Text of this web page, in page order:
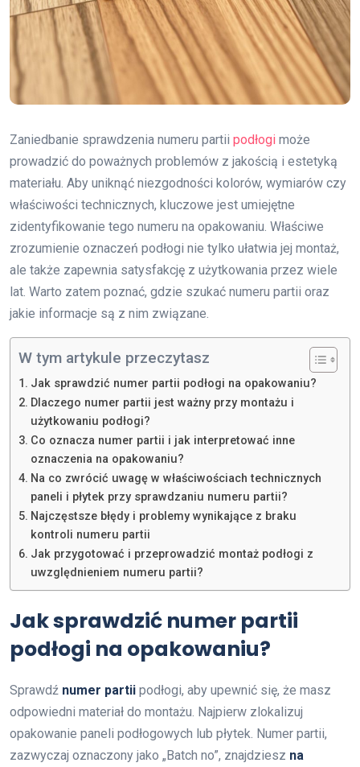
Zaniedbanie sprawdzenia numeru partii podłogi może
prowadzić do poważnych problemów z jakością i estetyką
materiału. Aby uniknąć niezgodności kolorów, wymiarów czy
właściwości technicznych, kluczowe jest umiejętne
zidentyfikowanie tego numeru na opakowaniu. Właściwe
zrozumienie oznaczeń podłogi nie tylko ułatwia jej montaż,
ale także zapewnia satysfakcję z użytkowania przez wiele
lat. Warto zatem poznać, gdzie szukać numeru partii oraz
jakie informacje są z nim związane.
W tym artykule przeczytasz
Jak sprawdzić numer partii podłogi na opakowaniu?
Dlaczego numer partii jest ważny przy montażu i
użytkowaniu podłogi?
Co oznacza numer partii i jak interpretować inne
oznaczenia na opakowaniu?
Na co zwrócić uwagę w właściwościach technicznych
paneli i płytek przy sprawdzaniu numeru partii?
Najczęstsze błędy i problemy wynikające z braku
kontroli numeru partii
Jak przygotować i przeprowadzić montaż podłogi z
uwzględnieniem numeru partii?
Jak sprawdzić numer partii
podłogi na opakowaniu?
Sprawdź numer partii podłogi, aby upewnić się, że masz
odpowiedni materiał do montażu. Najpierw zlokalizuj
opakowanie paneli podłogowych lub płytek. Numer partii,
zazwyczaj oznaczony jako „Batch no”, znajdziesz na